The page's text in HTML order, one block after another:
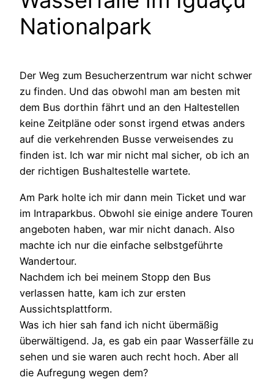
Nationalpark
Der Weg zum Besucherzentrum war nicht schwer
zu finden. Und das obwohl man am besten mit
dem Bus dorthin fährt und an den Haltestellen
keine Zeitpläne oder sonst irgend etwas anders
auf die verkehrenden Busse verweisendes zu
finden ist. Ich war mir nicht mal sicher, ob ich an
der richtigen Bushaltestelle wartete.
Am Park holte ich mir dann mein Ticket und war
im Intraparkbus. Obwohl sie einige andere Touren
angeboten haben, war mir nicht danach. Also
machte ich nur die einfache selbstgeführte
Wandertour.
Nachdem ich bei meinem Stopp den Bus
verlassen hatte, kam ich zur ersten
Aussichtsplattform.
Was ich hier sah fand ich nicht übermäßig
überwältigend. Ja, es gab ein paar Wasserfälle zu
sehen und sie waren auch recht hoch. Aber all
die Aufregung wegen dem?